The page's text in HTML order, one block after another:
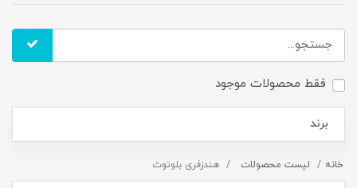
فقط محصولات موجود
برند
خانه لیست محصولات هندزفری بلوتوث